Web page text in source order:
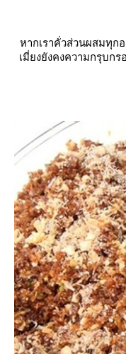
หากเราคั่วส่วนผสมทุก
เมี่ยงยังคงความกรุบก